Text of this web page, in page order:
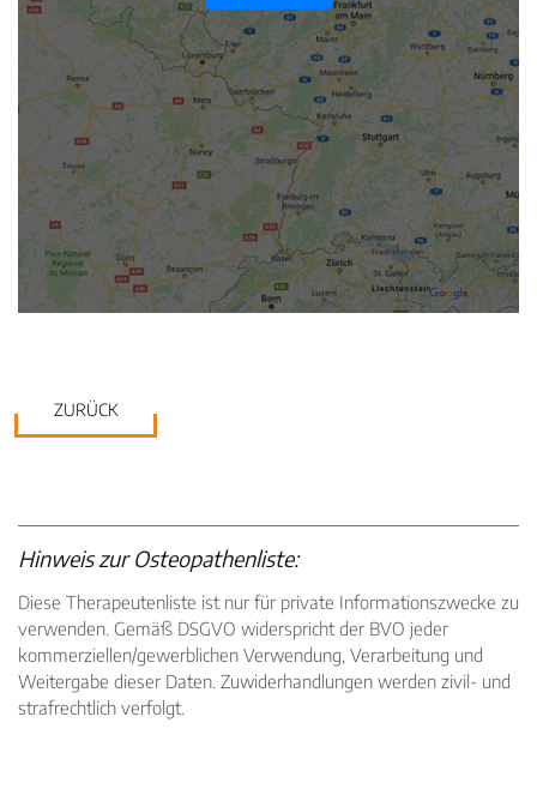
ZURÜCK
Hinweis zur Osteopathenliste:
Diese Therapeutenliste ist nur für private Informationszwecke zu
verwenden. Gemäß DSGVO widerspricht der BVO jeder
kommerziellen/gewerblichen Verwendung, Verarbeitung und
Weitergabe dieser Daten. Zuwiderhandlungen werden zivil- und
strafrechtlich verfolgt.